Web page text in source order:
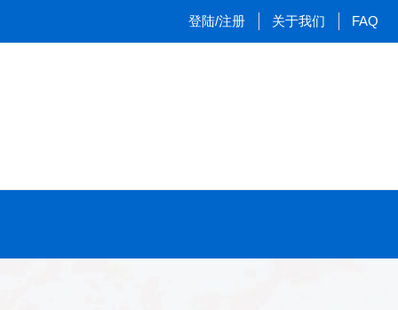
登陆/注册 关于我们 FAQ